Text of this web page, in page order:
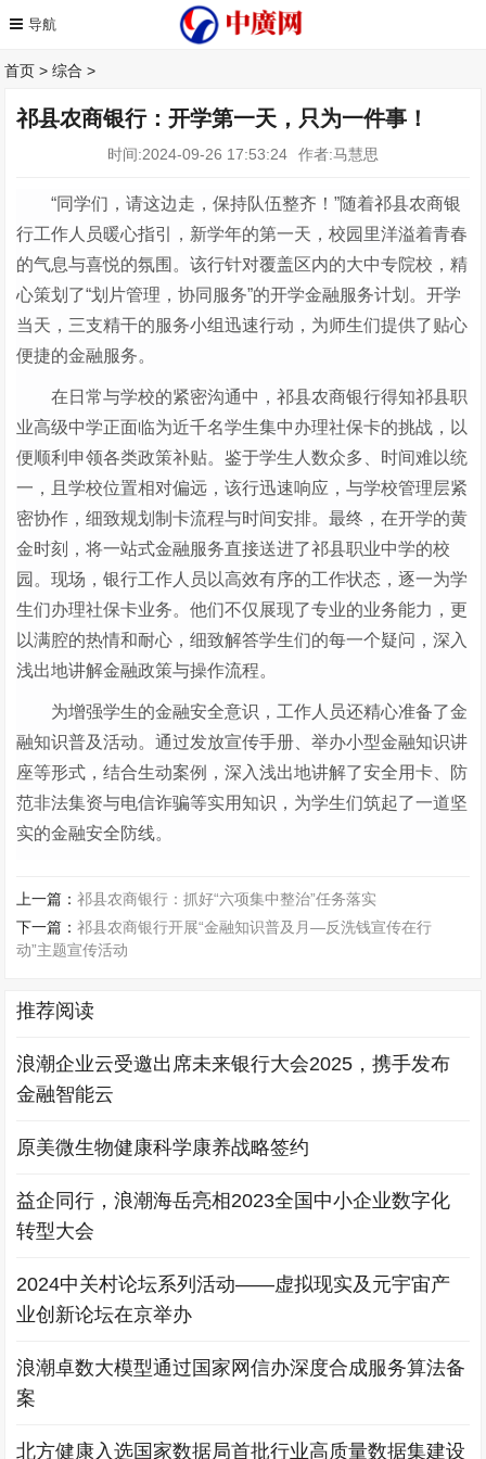
首页 >综合 >
祁县农商银行：开学第一天，只为一件事！
时间:2024-09-26 17:53:24 作者:马慧思
“同学们，请这边走，保持队伍整齐！”随着祁县农商银
行工作人员暖心指引，新学年的第一天，校园里洋溢着青春
的气息与喜悦的氛围。该行针对覆盖区内的大中专院校，精
心策划了“划片管理，协同服务”的开学金融服务计划。开学
当天，三支精干的服务小组迅速行动，为师生们提供了贴心
便捷的金融服务。
在日常与学校的紧密沟通中，祁县农商银行得知祁县职
业高级中学正面临为近千名学生集中办理社保卡的挑战，以
便顺利申领各类政策补贴。鉴于学生人数众多、时间难以统
一，且学校位置相对偏远，该行迅速响应，与学校管理层紧
密协作，细致规划制卡流程与时间安排。最终，在开学的黄
金时刻，将一站式金融服务直接送进了祁县职业中学的校
园。现场，银行工作人员以高效有序的工作状态，逐一为学
生们办理社保卡业务。他们不仅展现了专业的业务能力，更
以满腔的热情和耐心，细致解答学生们的每一个疑问，深入
浅出地讲解金融政策与操作流程。
为增强学生的金融安全意识，工作人员还精心准备了金
融知识普及活动。通过发放宣传手册、举办小型金融知识讲
座等形式，结合生动案例，深入浅出地讲解了安全用卡、防
范非法集资与电信诈骗等实用知识，为学生们筑起了一道坚
实的金融安全防线。
上一篇：祁县农商银行：抓好“六项集中整治”任务落实
下一篇：祁县农商银行开展“金融知识普及月—反洗钱宣传在行
动”主题宣传活动
推荐阅读
浪潮企业云受邀出席未来银行大会2025，携手发布
金融智能云
原美微生物健康科学康养战略签约
益企同行，浪潮海岳亮相2023全国中小企业数字化
转型大会
2024中关村论坛系列活动——虚拟现实及元宇宙产
业创新论坛在京举办
浪潮卓数大模型通过国家网信办深度合成服务算法备
案
北方健康入选国家数据局首批行业高质量数据集建设